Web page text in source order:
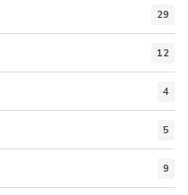
29
12
4
5
9